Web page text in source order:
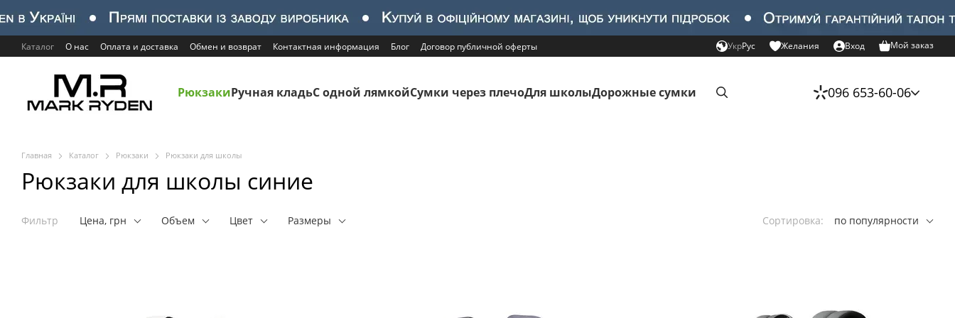
Перейти к основному контенту
Каталог О нас Оплата и доставка Обмен и возврат Контактная информация Блог Договор публичной оферты УкрРус Желания Вход Мой заказ
РюкзакиРучная кладьС одной лямкойСумки через плечоДля школыДорожные сумки 096 653-60-06
Главная Каталог Рюкзаки Рюкзаки для школы
Рюкзаки для школы синие
Фильтр Цена, грн Объем Цвет Размеры Сортировка: по популярности